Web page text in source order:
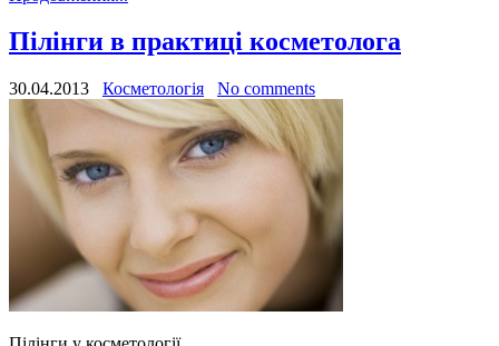
Пілінги в практиці косметолога
30.04.2013 Косметологія No comments